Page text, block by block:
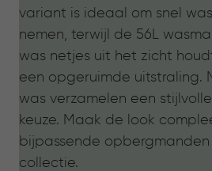
variant is ideaal om snel
nemen, terwijl de 56L
was netjes uit het zicht
een opgeruimde uitstraling.
was verzamelen een
keuze. Maak de look
bijpassende
collectie.